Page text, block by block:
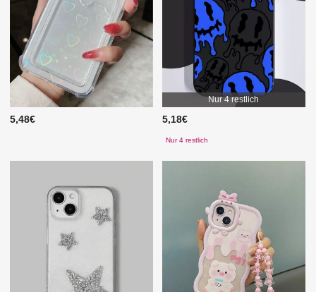
5,48€
Nur 4 restlich
5,18€
Nur 4 restlich